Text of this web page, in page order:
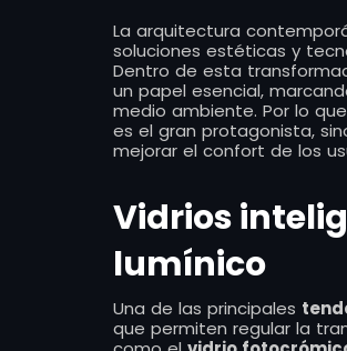
La arquitectura
soluciones estéticas y
Dentro de esta
un papel esencial,
medio ambiente. Por lo
es el gran protagonista,
mejorar el confort de los
Vidrios
lumínico
Una de las principales
que permiten regular la